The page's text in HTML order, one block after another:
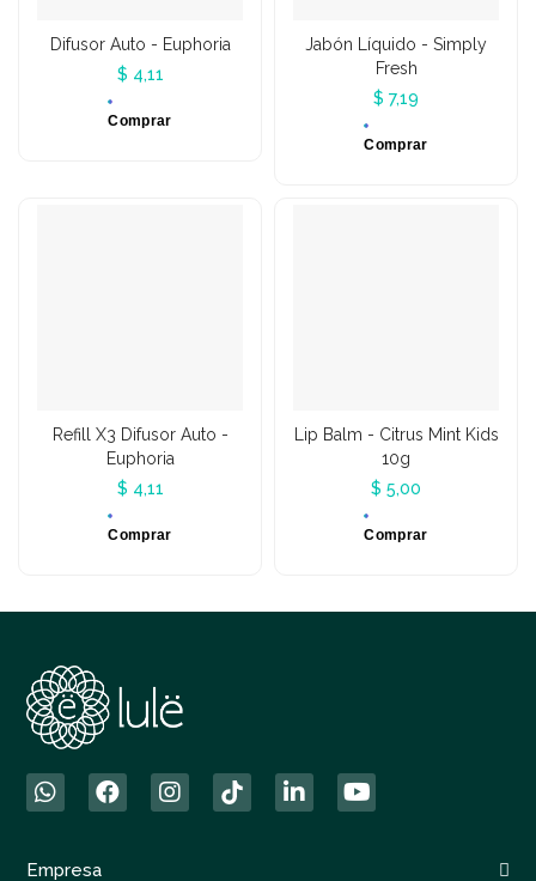
Difusor Auto - Euphoria
$ 4,11
Comprar
Jabón Líquido - Simply
Fresh
$ 7,19
Comprar
Refill X3 Difusor Auto -
Euphoria
$ 4,11
Comprar
Lip Balm - Citrus Mint Kids
10g
$ 5,00
Comprar
Empresa